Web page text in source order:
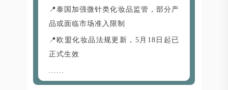
📍泰国加强微针类化妆品监管，部分产
品或面临市场准入限制
📍欧盟化妆品法规更新，5月18日起已
正式生效